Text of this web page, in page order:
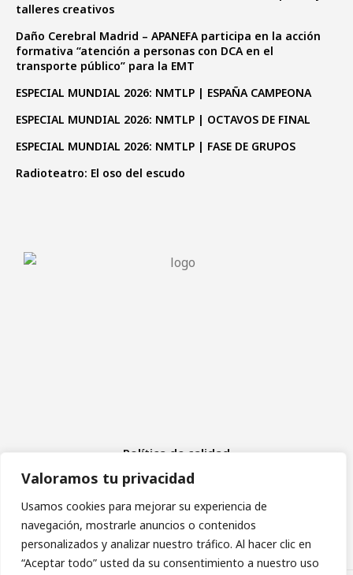
Valoramos tu privacidad
Usamos cookies para mejorar su experiencia de
navegación, mostrarle anuncios o contenidos
personalizados y analizar nuestro tráfico. Al hacer clic en
“Aceptar todo” usted da su consentimiento a nuestro uso
talleres creativos
Daño Cerebral Madrid – APANEFA participa en la acción
formativa “atención a personas con DCA en el
transporte público” para la EMT
ESPECIAL MUNDIAL 2026: NMTLP | ESPAÑA CAMPEONA
ESPECIAL MUNDIAL 2026: NMTLP | OCTAVOS DE FINAL
ESPECIAL MUNDIAL 2026: NMTLP | FASE DE GRUPOS
Radioteatro: El oso del escudo
Política de calidad
Aviso Legal
Política de cookies
Política de privacidad